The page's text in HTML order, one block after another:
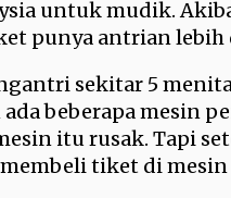
untuk mudik.
punya antrian lebih
sekitar 5
beberapa mesin
itu rusak. Tapi
tiket di